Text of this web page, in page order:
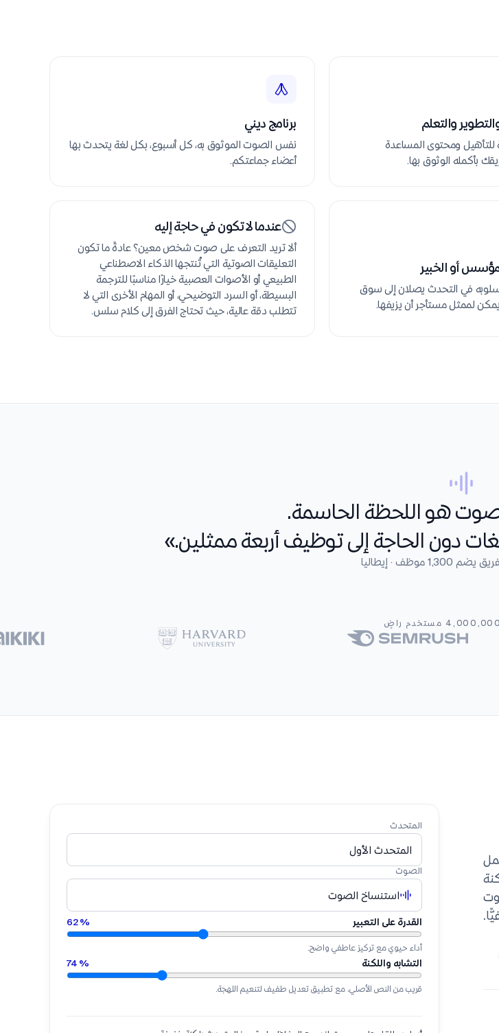
والتعلم
للتأهيل ومحتوى المساعدة
بأكمله الوثوق بها.
برنامج ديني
نفس الصوت الموثوق به، كل أسبوع، بكل لغة يتحدث بها
أعضاء جماعتكم.
أو الخبير
في التحدث يصلان إلى سوق
لممثل مستأجر أن يزيفها.
عندما لا تكون في حاجة إليه
ألا تريد التعرف على صوت شخص معين؟ عادةً ما تكون
التعليقات الصوتية التي تُنتجها الذكاء الاصطناعي
الطبيعي أو الأصوات العصبية خيارًا مناسبًا للترجمة
البسيطة، أو السرد التوضيحي، أو المهام الأخرى التي لا
تتطلب دقة عالية، حيث تحتاج الفرق إلى كلام سلس.
هو اللحظة الحاسمة.
دون الحاجة إلى توظيف أربعة ممثلين.»
موظف · إيطاليا
المتحدث
المتحدث الأول
الصوت
استنساخ الصوت
القدرة على التعبير 62 %
أداء حيوي مع تركيز عاطفي واضح.
التشابه واللكنة 74 %
قريب من النص الأصلي، مع تطبيق تعديل طفيف لتنعيم اللهجة.